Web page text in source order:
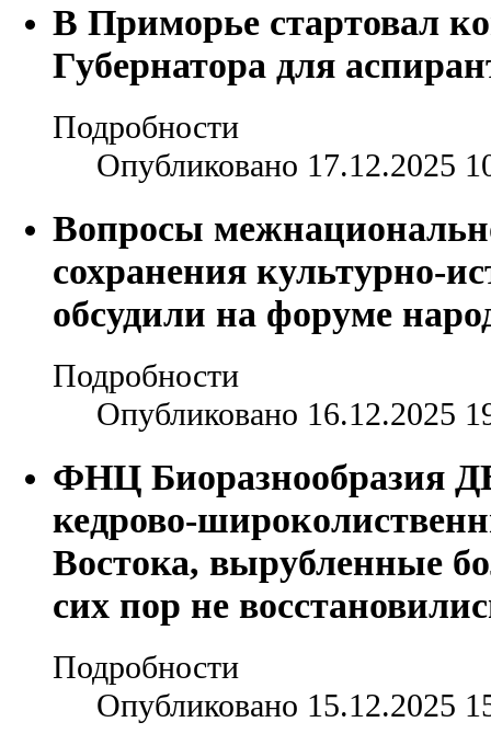
В Приморье стартовал
Губернатора для
Подробности
Опубликовано 17.12.2025
Вопросы
сохранения культурно-
обсудили на форуме
Подробности
Опубликовано 16.12.2025
ФНЦ Биоразнообразия
кедрово-
Востока, вырубленные
сих пор не
Подробности
Опубликовано 15.12.2025